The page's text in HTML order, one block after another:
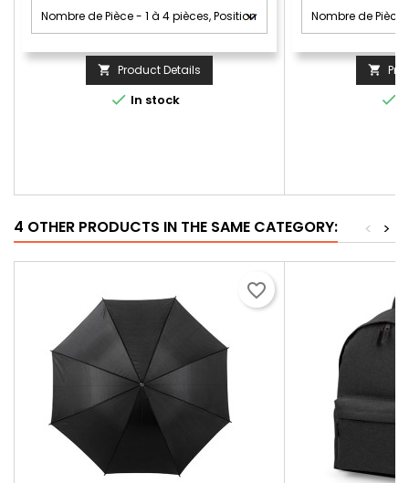
 Product Details
 In stock


4 OTHER PRODUCTS IN THE SAME CATEGORY: >
<
favorite_border